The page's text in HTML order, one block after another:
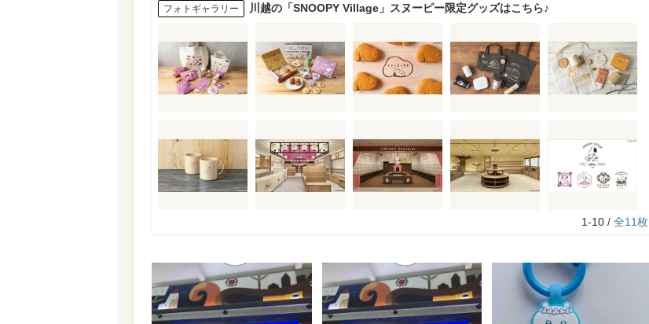
フォトギャラリー 川越の「SNOOPY Village」スヌーピー限定グッズはこちら♪
1-10 / 全11枚